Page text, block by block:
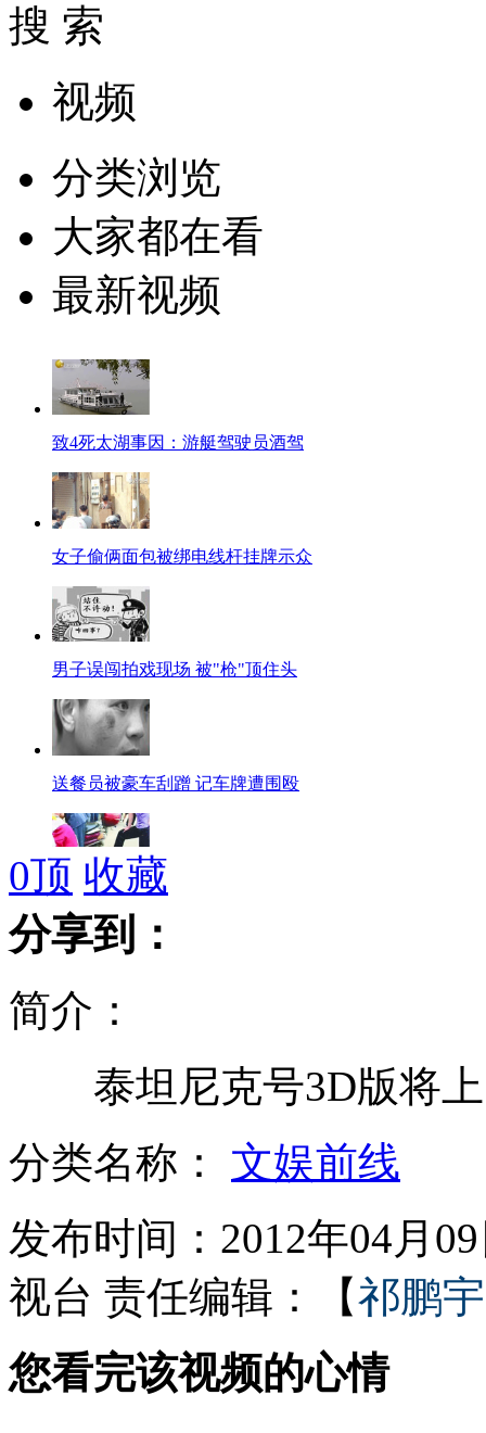
搜 索
视频
分类浏览
大家都在看
最新视频
致4死太湖事因：游艇驾驶员酒驾
女子偷俩面包被绑电线杆挂牌示众
男子误闯拍戏现场 被"枪"顶住头
送餐员被豪车刮蹭 记车牌遭围殴
"紫衣女侠"脚踩小偷引热议
港客手机被偷 武汉民警20分钟找回
美国97岁酒吧服务员仍手脚麻利
宋祖英与母亲罕见合影曝光
0顶 收藏
分享到：
简介：
泰坦尼克号3D版将上
分类名称： 文娱前线
发布时间：2012年04月
视台 责任编辑：【祁鹏宇
您看完该视频的心情